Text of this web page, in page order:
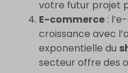
votre futur projet
E-commerce :
croissance avec
exponentielle du
secteur offre des